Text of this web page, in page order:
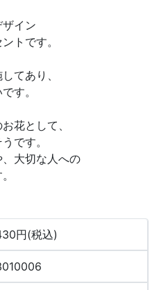
イン
トです。
てあり、
す。
花として、
です。
大切な人への
円(税込)